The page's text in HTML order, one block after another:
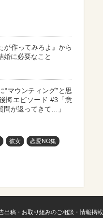
が作ってみろよ』から
婚に必要なこと
“マウンティング”と思
悔エピソード #3「意
問が返ってきて…」
彼女 恋愛NG集
出稿・お取り組みのご相談・情報掲